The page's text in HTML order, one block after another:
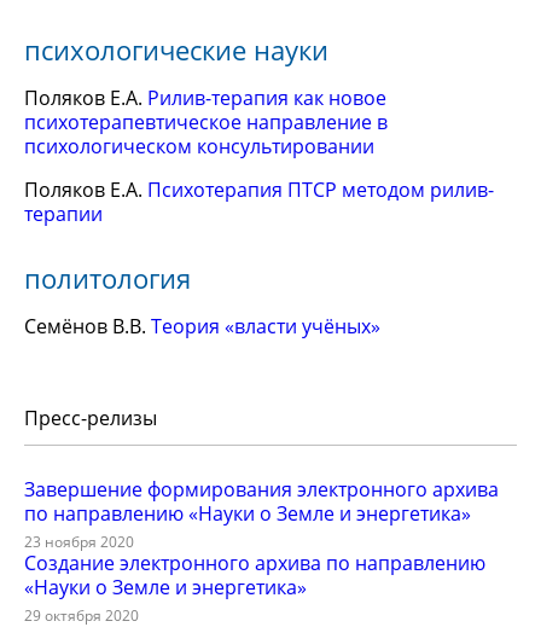
психологические науки
Поляков Е.А. Рилив-терапия как новое
психотерапевтическое направление в
психологическом консультировании
Поляков Е.А. Психотерапия ПТСР методом рилив-
терапии
политология
Семёнов В.В. Теория «власти учёных»
Пресс-релизы
Завершение формирования электронного архива
по направлению «Науки о Земле и энергетика»
23 ноября 2020
Создание электронного архива по направлению
«Науки о Земле и энергетика»
29 октября 2020